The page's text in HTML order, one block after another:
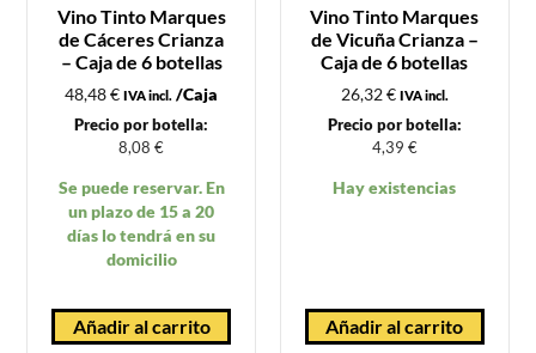
Vino Tinto Marques
de Cáceres Crianza
– Caja de 6 botellas
48,48€ IVA incl. /Caja
Precio por botella:
8,08€
Se puede reservar. En
un plazo de 15 a 20
días lo tendrá en su
domicilio
Añadir al carrito
Vino Tinto Marques
de Vicuña Crianza –
Caja de 6 botellas
26,32€ IVA incl.
Precio por botella:
4,39 €
Hay existencias
Añadir al carrito